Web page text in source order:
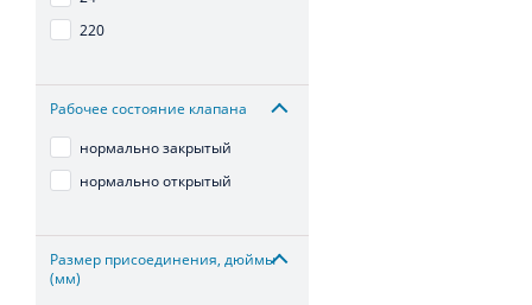
220
Рабочее состояние клапана
нормально закрытый
нормально открытый
Размер присоединения, дюймы
(мм)